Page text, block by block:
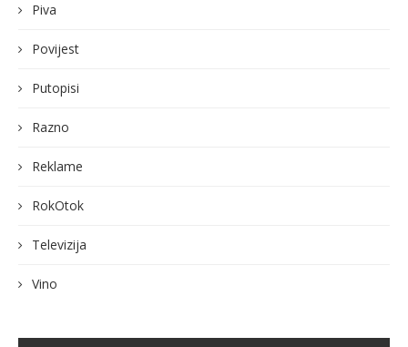
Piva
Povijest
Putopisi
Razno
Reklame
RokOtok
Televizija
Vino